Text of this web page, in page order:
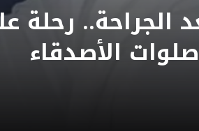
رحلة
الأصدقاء